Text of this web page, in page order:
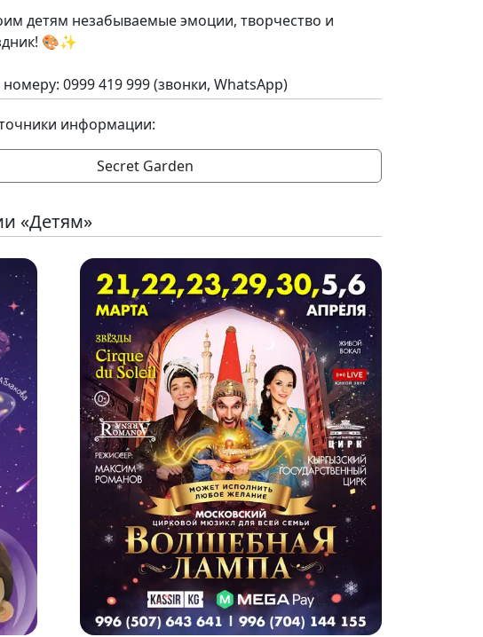
детям незабываемые эмоции, творчество и
🎨✨
0999 419 999 (звонки, WhatsApp)
информации:
Secret Garden
«Детям»